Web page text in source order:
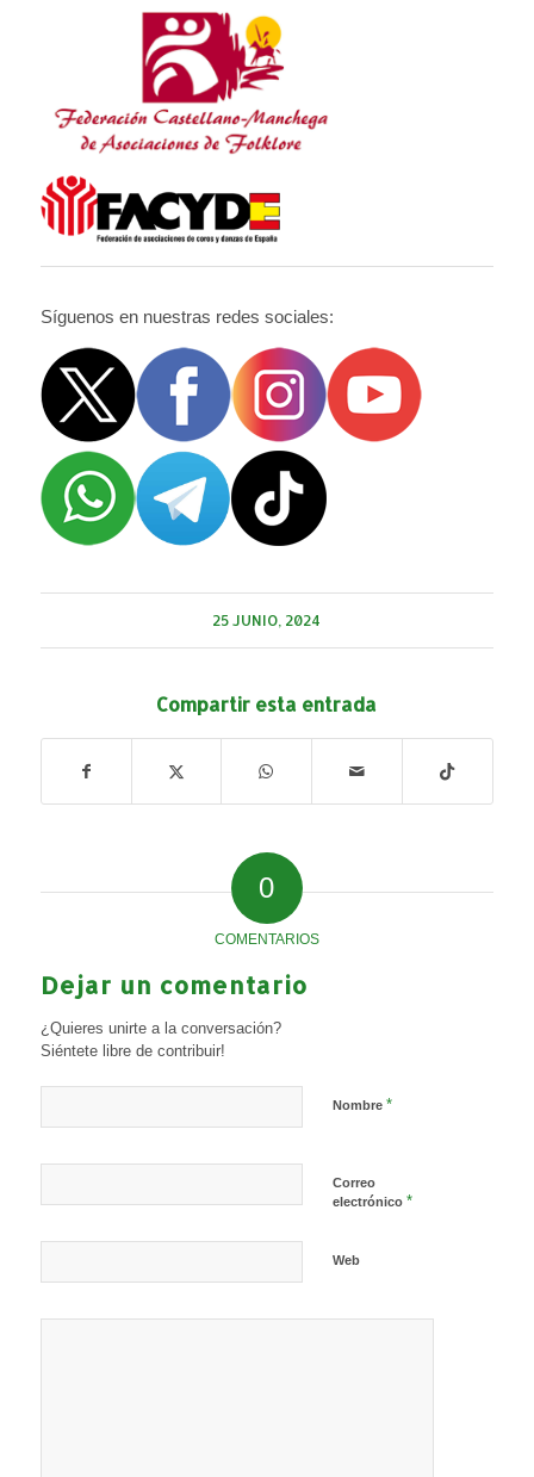
Síguenos en nuestras redes sociales:
25 JUNIO, 2024
Compartir esta entrada
0
COMENTARIOS
Dejar un comentario
¿Quieres unirte a la conversación?
Siéntete libre de contribuir!
Nombre *
Correo
electrónico *
Web